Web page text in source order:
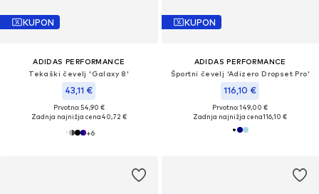
KUPON
ADIDAS PERFORMANCE
Tekaški čevelj 'Galaxy 8'
43,11 €
Prvotno: 54,90 €
Zadnja najnižja cena40,72 €
+6
KUPON
ADIDAS PERFORMANCE
Športni čevelj 'Adizero Dropset Pro'
116,10 €
Prvotno: 149,00 €
Zadnja najnižja cena116,10 €